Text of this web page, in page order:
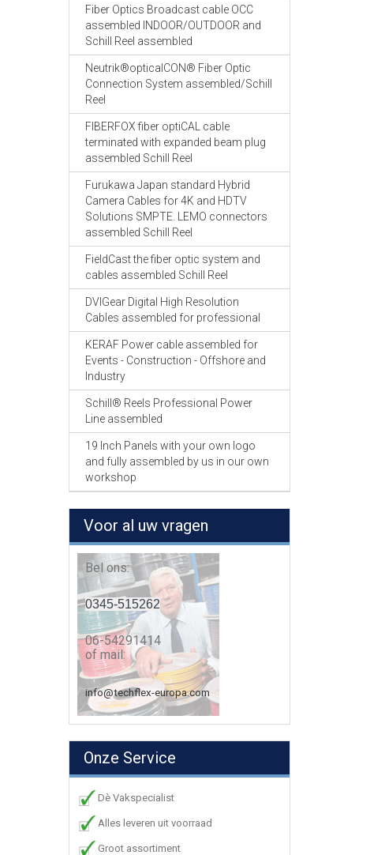
Fiber Optics Broadcast cable OCC
assembled INDOOR/OUTDOOR and
Schill Reel assembled
Neutrik®opticalCON® Fiber Optic
Connection System assembled/Schill
Reel
FIBERFOX fiber optiCAL cable
terminated with expanded beam plug
assembled Schill Reel
Furukawa Japan standard Hybrid
Camera Cables for 4K and HDTV
Solutions SMPTE. LEMO connectors
assembled Schill Reel
FieldCast the fiber optic system and
cables assembled Schill Reel
DVIGear Digital High Resolution
Cables assembled for professional
KERAF Power cable assembled for
Events - Construction - Offshore and
Industry
Schill® Reels Professional Power
Line assembled
19 Inch Panels with your own logo
and fully assembled by us in our own
workshop
Voor al uw vragen
Bel ons:
0345-515262
06-54291414
of mail:
info@techflex-europa.com
Onze Service
Dè Vakspecialist
Alles leveren uit voorraad
Groot assortiment